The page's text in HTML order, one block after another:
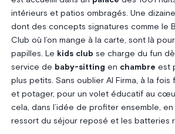
intérieurs et patios ombragés. Une
dont des concepts signatures comme le
Club où l’on mange à la carte, sont là
papilles. Le kids club se charge du fun
service de baby-sitting en chambre est
plus petits. Sans oublier Al Firma, à la
et potager, pour un volet éducatif au
cela, dans l’idée de profiter ensemble,
ressort du séjour reposé et les batteries